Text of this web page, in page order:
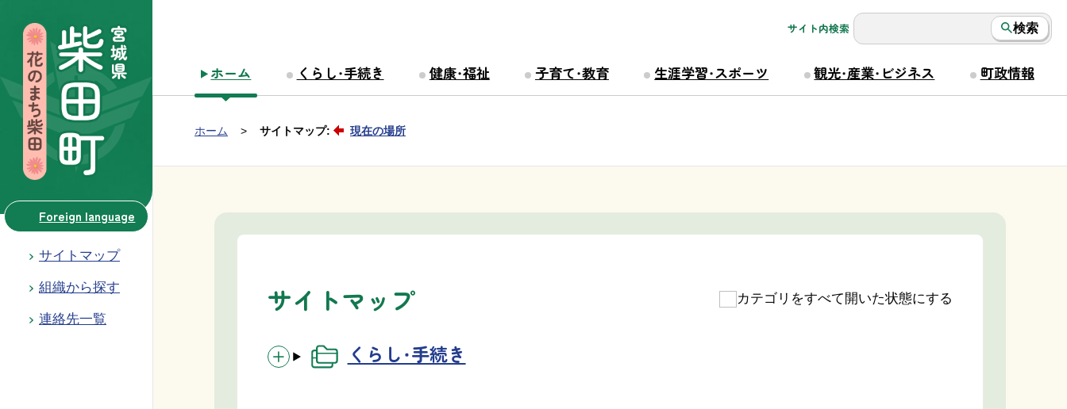
Foreign language
サイトマップ
組織から探す
連絡先一覧
サイト内検索 検索
Group NAV
ホーム くらし・手続き 健康・福祉 子育て・教育 生涯学習・スポーツ 観光・産業・ビジネス 町政情報
現在位置：
ホーム サイトマップ: 現在の場所
サイトマップ カテゴリをすべて開いた状態にする
くらし・手続き